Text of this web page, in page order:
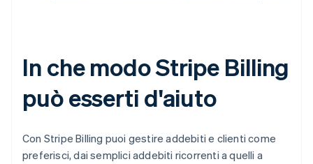
In che modo Stripe Billing
può esserti d'aiuto
Con Stripe Billing puoi gestire addebiti e clienti come
preferisci, dai semplici addebiti ricorrenti a quelli a